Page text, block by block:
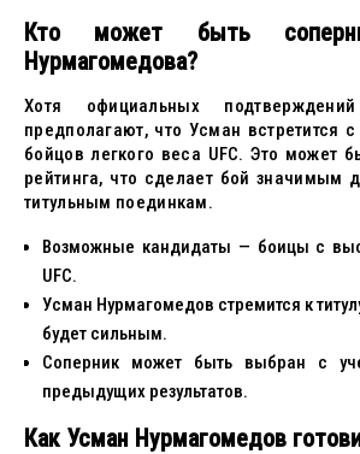
Кто может быть
Нурмагомедова?
Хотя официальных
предполагают, что Усман встретится
бойцов легкого веса UFC. Это может
рейтинга, что сделает бой значимым
титульным поединкам.
Возможные кандидаты — боицы с
UFC.
Усман Нурмагомедов стремится к
будет сильным.
Соперник может быть выбран с
предыдущих результатов.
Как Усман Нурмагомедов